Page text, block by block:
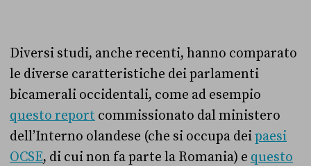
Diversi studi, anche recenti, hanno comparato
le diverse caratteristiche dei parlamenti
bicamerali occidentali, come ad esempio
questo report commissionato dal ministero
dell’Interno olandese (che si occupa deipaesi
OCSE, di cui non fa parte la Romania) e questo